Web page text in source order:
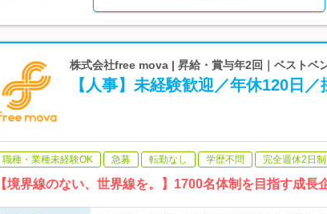
株式会社free mova | 昇給・賞与年2回｜ベストベ
【人事】未経験歓迎／年休120日
職種・業種未経験OK 急募 転勤なし 学歴不問 完全週休2日制
【境界線のない、世界線を。】1700名体制を目指す成